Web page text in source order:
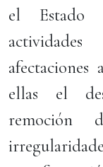
el Estado
afectaciones
ellas el
remoción